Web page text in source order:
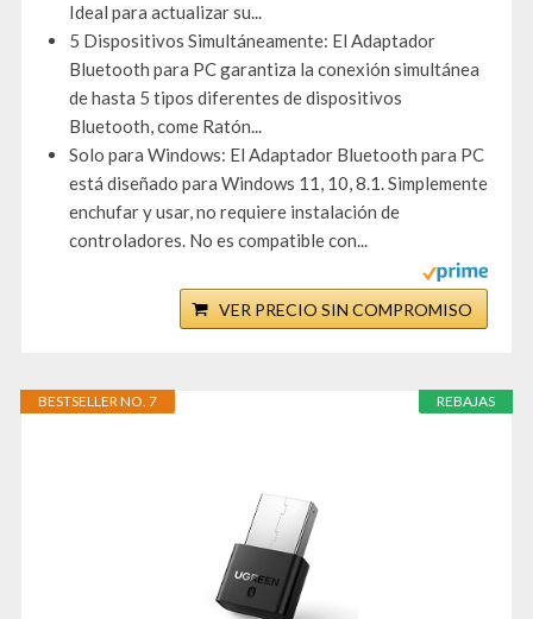
Ideal para actualizar su...
5 Dispositivos Simultáneamente: El Adaptador
Bluetooth para PC garantiza la conexión simultánea
de hasta 5 tipos diferentes de dispositivos
Bluetooth, come Ratón...
Solo para Windows: El Adaptador Bluetooth para PC
está diseñado para Windows 11, 10, 8.1. Simplemente
enchufar y usar, no requiere instalación de
controladores. No es compatible con...
VER PRECIO SIN COMPROMISO
REBAJAS
BESTSELLER NO. 7